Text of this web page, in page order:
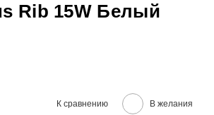
Rib 15W Белый
К сравнению В желания